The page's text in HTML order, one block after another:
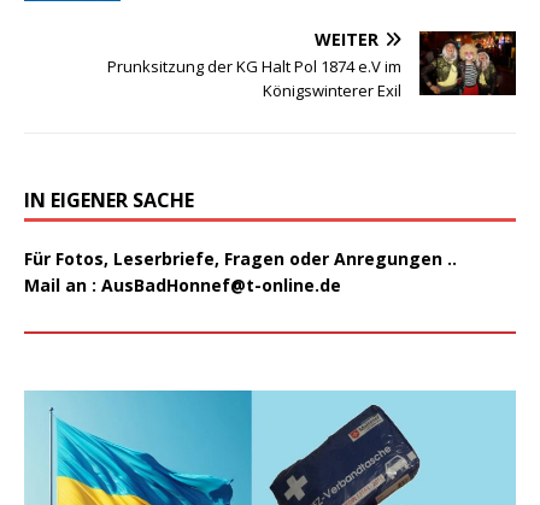
WEITER
Prunksitzung der KG Halt Pol 1874 e.V im
Königswinterer Exil
IN EIGENER SACHE
Für Fotos, Leserbriefe, Fragen oder Anregungen ..
Mail an : AusBadHonnef@t-online.de